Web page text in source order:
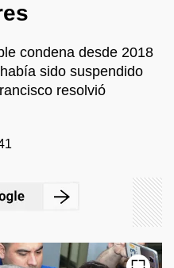
condena desde 2018
sido suspendido
resolvió